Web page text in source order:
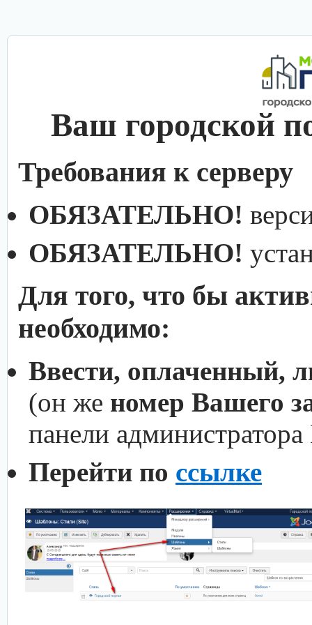
Ваш городской
Требования к серверу
ОБЯЗАТЕЛЬНО!
ОБЯЗАТЕЛЬНО!
Для того, что бы
необходимо:
Ввести, оплаченный,
(он же номер Вашего
панели
Перейти по ссылке